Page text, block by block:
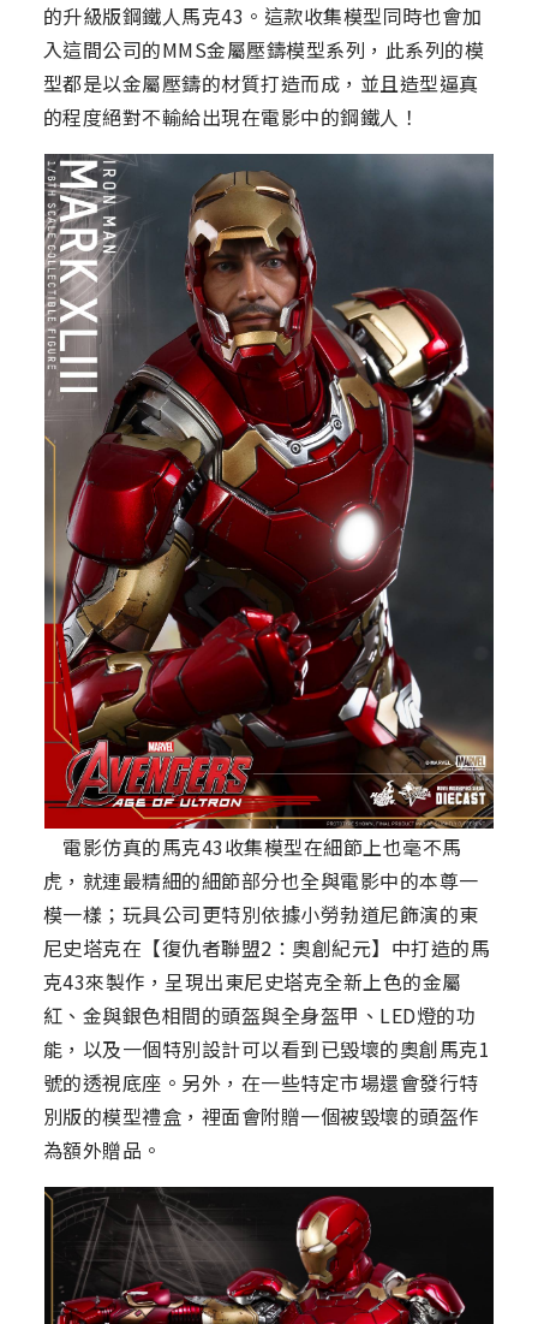
的升級版鋼鐵人馬克43。這款收集模型同時也會加
入這間公司的MMS金屬壓鑄模型系列，此系列的模
型都是以金屬壓鑄的材質打造而成，並且造型逼真
的程度絕對不輸給出現在電影中的鋼鐵人！
電影仿真的馬克43收集模型在細節上也毫不馬
虎，就連最精細的細節部分也全與電影中的本尊一
模一樣；玩具公司更特別依據小勞勃道尼飾演的東
尼史塔克在【復仇者聯盟2：奧創紀元】中打造的馬
克43來製作，呈現出東尼史塔克全新上色的金屬
紅、金與銀色相間的頭盔與全身盔甲、LED燈的功
能，以及一個特別設計可以看到已毀壞的奧創馬克1
號的透視底座。另外，在一些特定市場還會發行特
別版的模型禮盒，裡面會附贈一個被毀壞的頭盔作
為額外贈品。